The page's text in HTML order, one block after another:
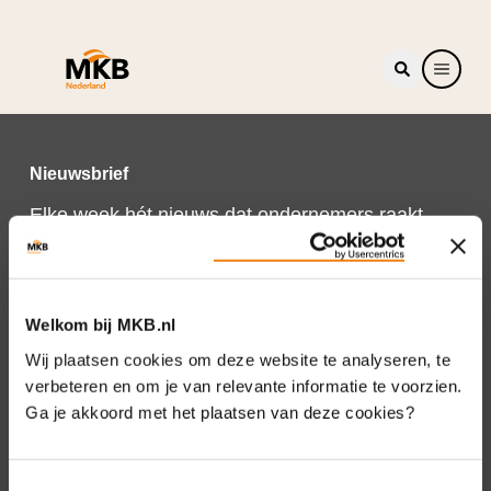
Welkom bij MKB.nl
Wij plaatsen cookies om deze website te analyseren, te
verbeteren en om je van relevante informatie te voorzien.
Ga je akkoord met het plaatsen van deze cookies?
Nieuwsbrief
Elke week hét nieuws dat ondernemers raakt.
Schrijf je nu in voor de MKB-Nederland
nieuwsbrief.
Schrijf je in
Direct naar
Over ons